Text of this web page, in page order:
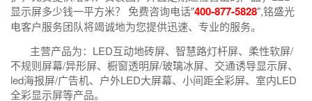
显示屏多少钱一平方米？ 免费咨询电话"400-877-5828",铭盛光
电客户服务团队将竭诚地为您提供迅速、专业的服务。
主营产品为：LED互动地砖屏、智慧路灯杆屏、柔性软屏/
不规则屏幕/异形屏、橱窗透明屏/玻璃冰屏、交通诱导显示屏、
led海报屏/广告机、户外LED大屏幕、小间距全彩屏、室内LED
全彩显示屏等产品。